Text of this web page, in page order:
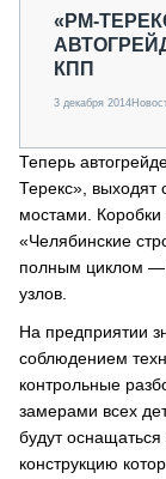
О ПРОЕКТЕ
«РМ-
КПП
3 декабря 2014
Теперь
Терекс», выходят
мостами. Коробки
«Челябинские
полным циклом —
узлов.
На предприятии
соблюдением
контрольные
замерами всех
будут
конструкцию